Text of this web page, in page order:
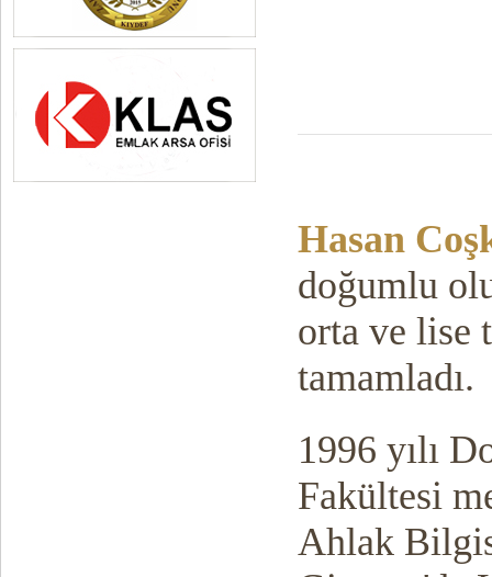
Hasan
doğumlu
orta ve lise
tamamladı.
1996 yılı
Fakültesi
Ahlak